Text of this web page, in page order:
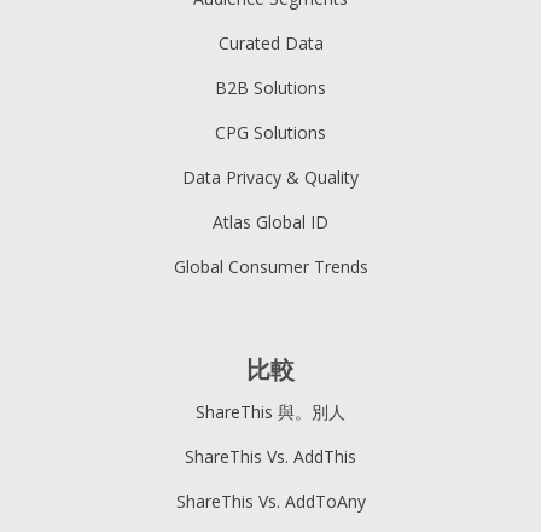
Curated Data
B2B Solutions
CPG Solutions
Data Privacy & Quality
Atlas Global ID
Global Consumer Trends
比較
ShareThis 與。別人
ShareThis Vs. AddThis
ShareThis Vs. AddToAny